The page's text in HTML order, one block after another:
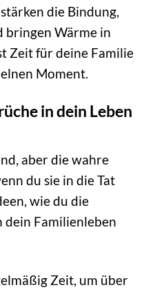
die Bindung,
bringen Wärme in
Zeit für deine Familie
Moment.
in dein Leben
aber die wahre
du sie in die Tat
wie du die
dein Familienleben
Zeit, um über